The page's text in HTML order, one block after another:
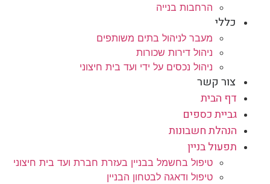
הרחבות בנייה
כללי
מעבר לניהול בתים משותפים
ניהול דירות שכורות
ניהול נכסים על ידי ועד בית חיצוני
צור קשר
דף הבית
גביית כספים
הנהלת חשבונות
תפעול בניין
טיפול בחשמל בבניין בעזרת חברת ועד בית חיצוני
טיפול ודאגה לבטחון הבניין